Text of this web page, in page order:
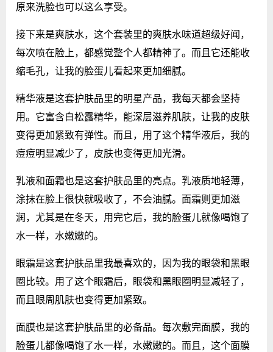
原来洗脸也可以这么享受。
接下来是爽肤水，这个套装里的爽肤水味道超级好闻，
每次喷在脸上，都感觉整个人都精神了。而且它还能收
缩毛孔，让我的脸蛋儿看起来更加细腻。
精华液是这套护肤品里的明星产品，我每天都会坚持
用。它富含白松露精华，能深层滋养肌肤，让我的皮肤
变得更加紧致有弹性。而且，用了这个精华液后，我的
痘痘明显减少了，皮肤也变得更加光滑。
乳液和面霜也是这套护肤品里的亮点。乳液质地轻薄，
涂抹在脸上很快就吸收了，不会油腻。面霜则更加滋
润，尤其是在冬天，用完它后，我的脸蛋儿就像喝饱了
水一样，水嫩嫩的。
眼霜是这套护肤品里我最喜欢的，因为我的眼袋和黑眼
圈比较。用了这个眼霜后，眼袋和黑眼圈明显减轻了，
而且眼周肌肤也变得更加紧致。
面膜也是这套护肤品里的必备品。每次敷完面膜，我的
脸蛋儿都像喝饱了水一样，水嫩嫩的。而且，这个面膜